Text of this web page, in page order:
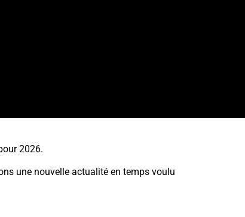
2026.
une nouvelle actualité en temps voulu